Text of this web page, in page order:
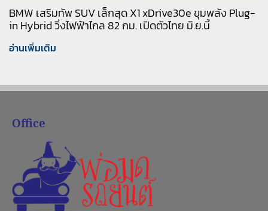
BMW เสริมทัพ SUV เล็กสุด X1 xDrive30e ขุมพลัง Plug-
in Hybrid วิ่งไฟฟ้าไกล 82 กม. เปิดตัวไทย มิ.ย.นี้
อ่านเพิ่มเติม
Office